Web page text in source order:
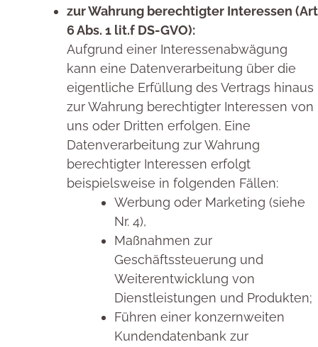
zur Wahrung berechtigter Interessen (Art
6 Abs. 1 lit.f DS-GVO):
Aufgrund einer Interessenabwägung
kann eine Datenverarbeitung über die
eigentliche Erfüllung des Vertrags hinaus
zur Wahrung berechtigter Interessen von
uns oder Dritten erfolgen. Eine
Datenverarbeitung zur Wahrung
berechtigter Interessen erfolgt
beispielsweise in folgenden Fällen:
Werbung oder Marketing (siehe
Nr. 4),
Maßnahmen zur
Geschäftssteuerung und
Weiterentwicklung von
Dienstleistungen und Produkten;
Führen einer konzernweiten
Kundendatenbank zur